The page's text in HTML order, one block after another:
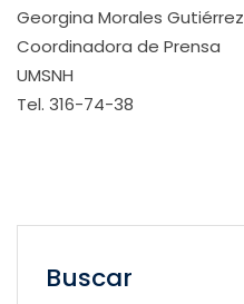
Georgina Morales Gutiérrez
Coordinadora de Prensa
UMSNH
Tel. 316-74-38
Buscar